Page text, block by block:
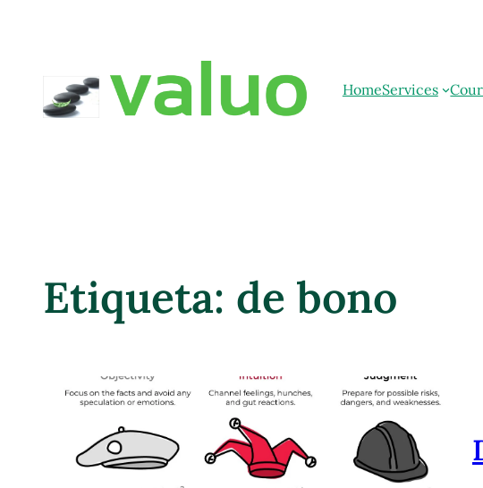
HomeServices
Etiqueta: de bono